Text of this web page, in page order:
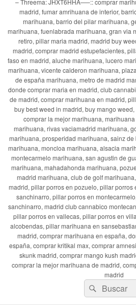
– Threema: JHXT6HHA—–:: comprar
madrid, fumar amrihuana de interior,
marihuana, barrio del pilar marihuana,
marihuana, fuenlabrada marihuana, gran via
retiro, pillar maria madrid, madrid buy
madrid, comprar madrid estupefacientes,
faso en madrid, aluche marihuana, lucero
marihuana, vicente calderon marihuana,
de españa marihuana, metro de madrid
donde comprar maria en madrid, club
de madrid, comprar marihuana en madrid,
buy best weed in madrid, buy mango
comprar la mejor marihuana,
marihuana, rivas vaciamadrid marihuana,
marihuana, prosperidad marihuana, sainz
marihuana, moncloa marihuana, alsacia
montecarmelo marihuana, san agustin de
marihuana, mahadahonda marihuana,
madrid marihuana, club de golf
madrid, pillar porros en pozuelo, pillar porros
sanchinarro, pillar porros en
sanchinarro, madrid club cannabico
pillar porros en vallecas, pillar porros en
alcobendas, pillar marihuana en
madrid, comprar marihuana en españa,
españa, comprar kritikal max, comprar
skunk madrid, comprar mango kush
comprar la mejor marihuana de madrid,
madrid
Buscar
por:
Buscar